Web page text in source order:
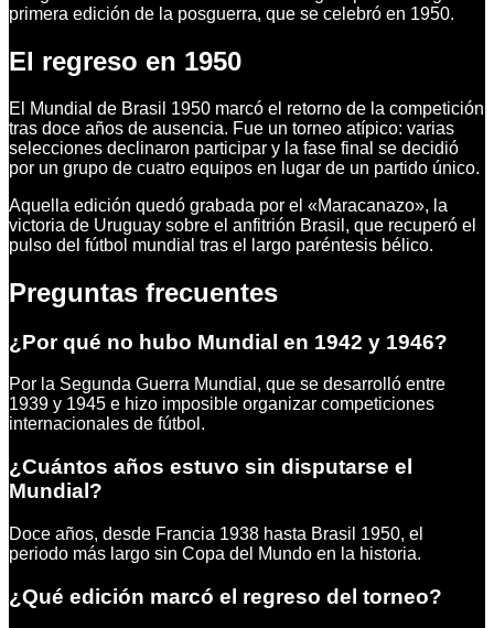
primera edición de la posguerra, que se celebró en 1950.
El regreso en 1950
El Mundial de Brasil 1950 marcó el retorno de la competición
tras doce años de ausencia. Fue un torneo atípico: varias
selecciones declinaron participar y la fase final se decidió
por un grupo de cuatro equipos en lugar de un partido único.
Aquella edición quedó grabada por el «Maracanazo», la
victoria de Uruguay sobre el anfitrión Brasil, que recuperó el
pulso del fútbol mundial tras el largo paréntesis bélico.
Preguntas frecuentes
¿Por qué no hubo Mundial en 1942 y 1946?
Por la Segunda Guerra Mundial, que se desarrolló entre
1939 y 1945 e hizo imposible organizar competiciones
internacionales de fútbol.
¿Cuántos años estuvo sin disputarse el
Mundial?
Doce años, desde Francia 1938 hasta Brasil 1950, el
periodo más largo sin Copa del Mundo en la historia.
¿Qué edición marcó el regreso del torneo?